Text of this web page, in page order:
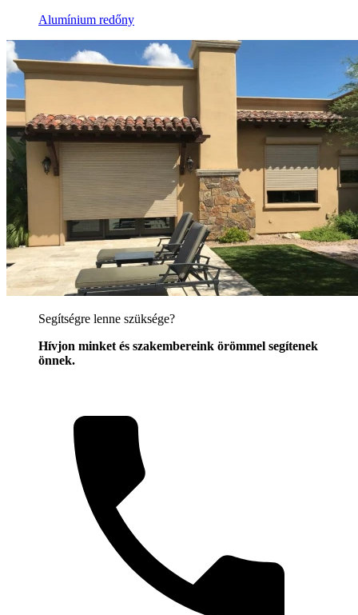
Alumínium redőny
Segítségre lenne szüksége?
Hívjon minket és szakembereink örömmel segítenek
önnek.